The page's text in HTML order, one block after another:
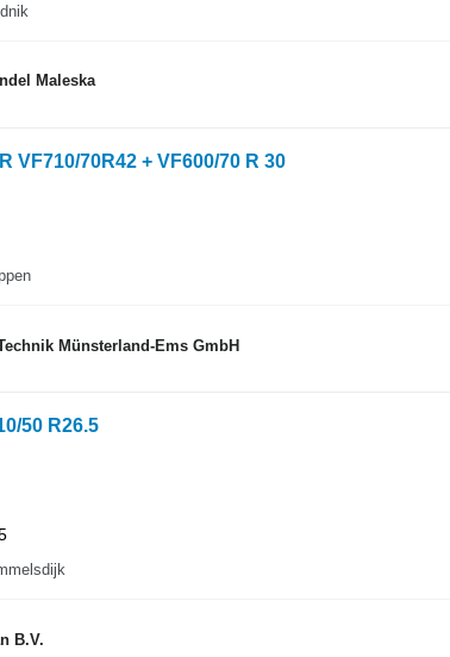
Maleska
VF710/70R42 + VF600/70 R 30
Münsterland-Ems GmbH
50 R26.5
B.V.